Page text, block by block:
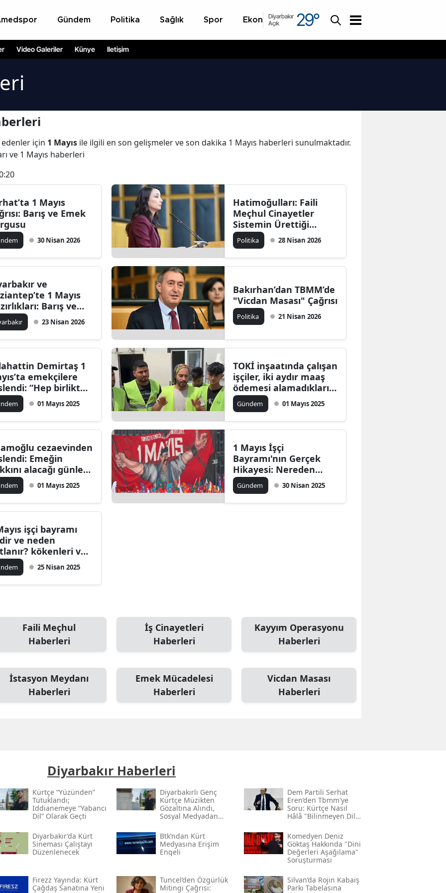
Gündem Politika Sağlık Spor Ekonomi Asayiş
Diyarbakır
Açık
29°
Video Galeriler Künye İletişim
için 1 Mayıs ile ilgili en son gelişmeler ve son dakika 1 Mayıs haberleri sunulmaktadır.
ve 1 Mayıs haberleri
1 Mayıs
Barış ve Emek
30 Nisan 2026
Hatimoğulları: Faili
Meçhul Cinayetler
Sistemin Ürettiği
Karanlıktır
Politika 28 Nisan 2026
ve
1 Mayıs
Barış ve
Vurgusu23 Nisan 2026
Bakırhan’dan TBMM’de
"Vicdan Masası" Çağrısı
Politika 21 Nisan 2026
Demirtaş 1
emekçilere
“Hep birlikte
01 Mayıs 2025
TOKİ inşaatında çalışan
işçiler, iki aydır maaş
ödemesi alamadıklarını
belirterek eyleme
geçti.
Gündem 01 Mayıs 2025
cezaevinden
Emeğin
alacağı günler
01 Mayıs 2025
1 Mayıs İşçi
Bayramı'nın Gerçek
Hikayesi: Nereden
Çıktı, Neden
Kutlanıyor?
Gündem 30 Nisan 2025
işçi bayramı
ve neden
kökenleri ve
amacı nedir?
neden bu
önemli kılıyor
25 Nisan 2025
Faili Meçhul
Haberleri
İş Cinayetleri
Haberleri
Kayyım Operasyonu
Haberleri
İstasyon Meydanı
Haberleri
Emek Mücadelesi
Haberleri
Vicdan Masası
Haberleri
Diyarbakır Haberleri
Kürtçe “yüzünden”
Tutuklandı;
Iddianemeye “yabancı
Dil” Olarak Geçti
Diyarbakırlı Genç
Kürtçe Müzikten
Gözaltına Alındı,
Sosyal Medyadan
Dem Partili Serhat
Eren’den Tbmm'ye
Soru: Kürtçe Nasıl
Hâlâ "bilinmeyen Dil"
Gerekçesi Nedir?"
Diyarbakır’da Kürt
Sineması Çalıştayı
Düzenlenecek
Btk’ndan Kürt
Medyasına Erişim
Engeli
Komedyen Deniz
Göktaş Hakkında "dini
Değerleri Aşağılama"
Soruşturması
Firezz Yayında: Kürt
Çağdaş Sanatına Yeni
Tuncel’den Özgürlük
Mitingi Çağrısı:
Silvan’da Rojin Kabaiş
Parkı Tabelasına